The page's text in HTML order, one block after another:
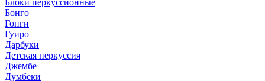
Блоки перкуссионные
Бонго
Гонги
Гуиро
Дарбуки
Детская перкуссия
Джембе
Думбеки